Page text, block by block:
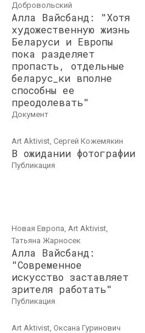
Добровольский
Алла Вайсбанд: "Хотя
художественную жизнь
Беларуси и Европы
пока разделяет
пропасть, отдельные
беларус_ки вполне
способны ее
преодолевать"
документ
Art Aktivist, Сергей Кожемякин
В ожидании фотографии
публикация
Новая Европа, Art Aktivist,
Татьяна Жарносек
Алла Вайсбанд:
"Современное
искусство заставляет
зрителя работать"
публикация
Art Aktivist, Оксана Гуринович